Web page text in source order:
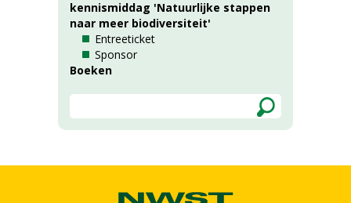
kennismiddag 'Natuurlijke stappen
naar meer biodiversiteit'
Entreeticket
Sponsor
Boeken